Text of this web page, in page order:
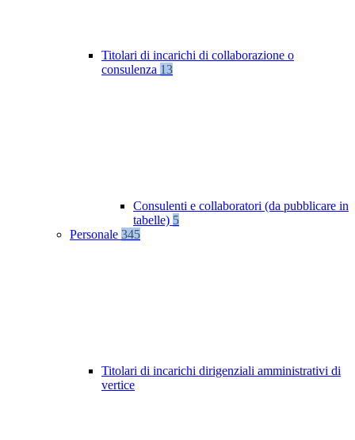
Titolari di incarichi di collaborazione o
consulenza 13
Consulenti e collaboratori (da pubblicare in
tabelle) 5
Personale 345
Titolari di incarichi dirigenziali amministrativi di
vertice